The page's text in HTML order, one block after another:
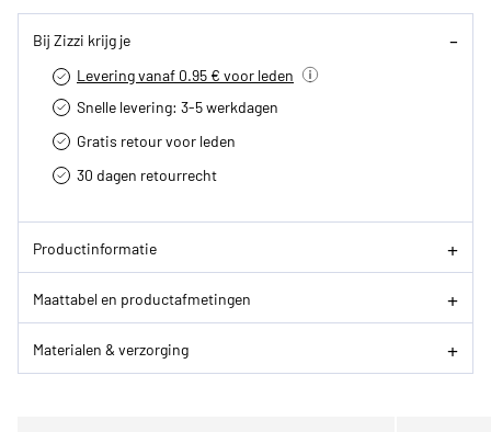
Bij Zizzi krijg je
Levering vanaf 0.95 € voor leden
Snelle levering: 3-5 werkdagen
Gratis retour voor leden
30 dagen retourrecht­
Productinformatie
Maattabel en productafmetingen
Materialen & verzorging